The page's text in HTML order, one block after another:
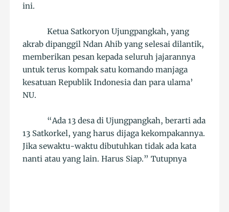
ini.
Ketua Satkoryon Ujungpangkah, yang
akrab dipanggil Ndan Ahib yang selesai dilantik,
memberikan pesan kepada seluruh jajarannya
untuk terus kompak satu komando manjaga
kesatuan Republik Indonesia dan para ulama’
NU.
“Ada 13 desa di Ujungpangkah, berarti ada
13 Satkorkel, yang harus dijaga kekompakannya.
Jika sewaktu-waktu dibutuhkan tidak ada kata
nanti atau yang lain. Harus Siap.” Tutupnya